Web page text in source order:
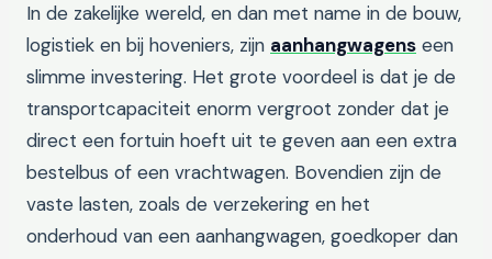
In de zakelijke wereld, en dan met name in de bouw,
logistiek en bij hoveniers, zijn aanhangwagens een
slimme investering. Het grote voordeel is dat je de
transportcapaciteit enorm vergroot zonder dat je
direct een fortuin hoeft uit te geven aan een extra
bestelbus of een vrachtwagen. Bovendien zijn de
vaste lasten, zoals de verzekering en het
onderhoud van een aanhangwagen, goedkoper dan